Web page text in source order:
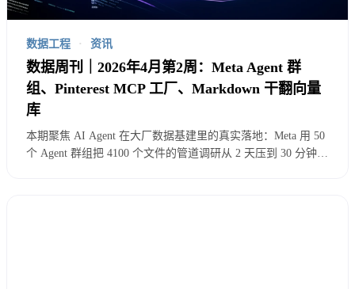
数据工程 · 资讯
数据周刊｜2026年4月第2周：Meta Agent 群
组、Pinterest MCP 工厂、Markdown 干翻向量
库
本期聚焦 AI Agent 在大厂数据基建里的真实落地：Meta 用 50
个 Agent 群组把 4100 个文件的管道调研从 2 天压到 30 分钟，